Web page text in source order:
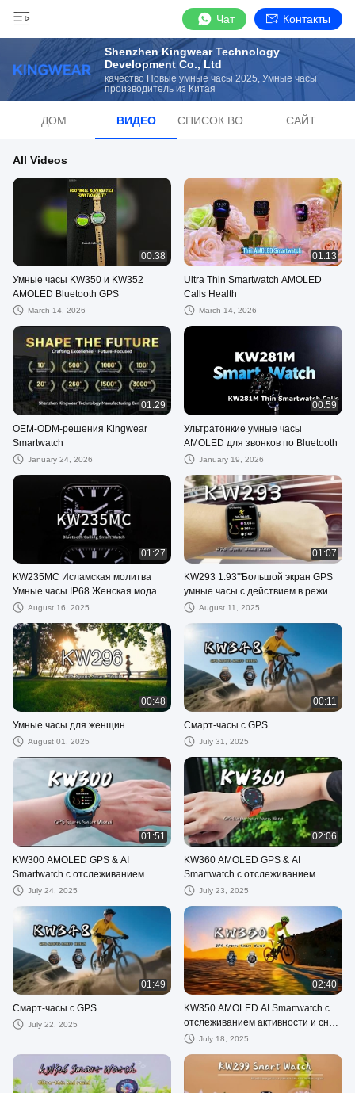
Чат Контакты
Shenzhen Kingwear Technology
Development Co., Ltd
качество Новые умные часы 2025, Умные часы
производитель из Китая
ДОМ ВИДЕО САЙТ
All Videos
00:38
Умные часы KW350 и KW352
AMOLED Bluetooth GPS
March 14, 2026
01:13
Ultra Thin Smartwatch AMOLED
Calls Health
March 14, 2026
01:29
OEM-ODM-решения Kingwear
Smartwatch
January 24, 2026
00:59
Ультратонкие умные часы
AMOLED для звонков по Bluetooth
January 19, 2026
01:27
KW235MC Исламская молитва
Умные часы IP68 Женская мода
Умные часы Bluetooth звонок
August 16, 2025
01:07
KW293 1.93'''Большой экран GPS
умные часы с действием в режиме
реального времени и
водонепроницаемый
August 11, 2025
00:48
Умные часы для женщин
August 01, 2025
00:11
Смарт-часы с GPS
July 31, 2025
01:51
KW300 AMOLED GPS & AI
Smartwatch с отслеживанием
активности и сна в режиме
водонепроницаемый
July 24, 2025
02:06
KW360 AMOLED GPS & AI
Smartwatch с отслеживанием
активности и сна в режиме
водонепроницаемый
July 23, 2025
01:49
Смарт-часы с GPS
July 22, 2025
02:40
KW350 AMOLED AI Smartwatch с
отслеживанием активности и сна в
режиме реального времени AI
July 18, 2025